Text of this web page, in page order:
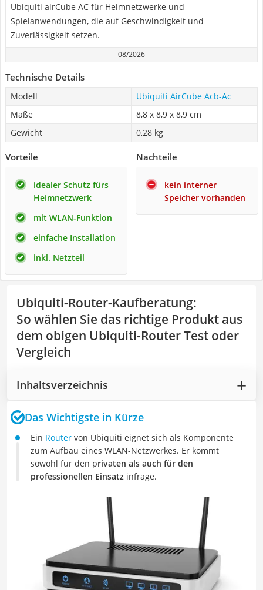
Ubiquiti airCube AC für Heimnetzwerke und
Spielanwendungen, die auf Geschwindigkeit und
Zuverlässigkeit setzen.
08/2026
Technische Details
Modell
Ubiquiti AirCube Acb-Ac
Maße
8,8 x 8,9 x 8,9 cm
Gewicht
0,28 kg
Vorteile
idealer Schutz fürs
Heimnetzwerk
mit WLAN-Funktion
einfache Installation
inkl. Netzteil
Nachteile
kein interner
Speicher vorhanden
Ubiquiti-Router-Kaufberatung:
So wählen Sie das richtige Produkt aus
dem obigen Ubiquiti-Router Test oder
Vergleich
Inhaltsverzeichnis
Das Wichtigste in Kürze
Ein Router von Ubiquiti eignet sich als Komponente
zum Aufbau eines WLAN-Netzwerkes. Er kommt
sowohl für den privaten als auch für den
professionellen Einsatz infrage.